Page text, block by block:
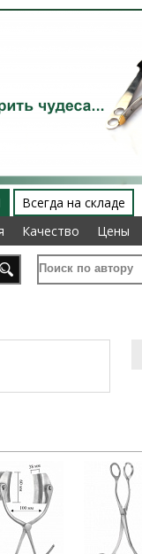
Качество Цены
Всегда на складе
Качество Цены
Поиск по автору